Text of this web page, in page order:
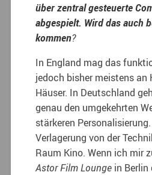
über zentral gesteuerte
abgespielt. Wird das auch
kommen?
In England mag das
jedoch bisher meistens an
Häuser. In Deutschland
genau den umgekehrten
stärkeren
Verlagerung von der
Raum Kino. Wenn ich mir
Astor Film Lounge in Berlin